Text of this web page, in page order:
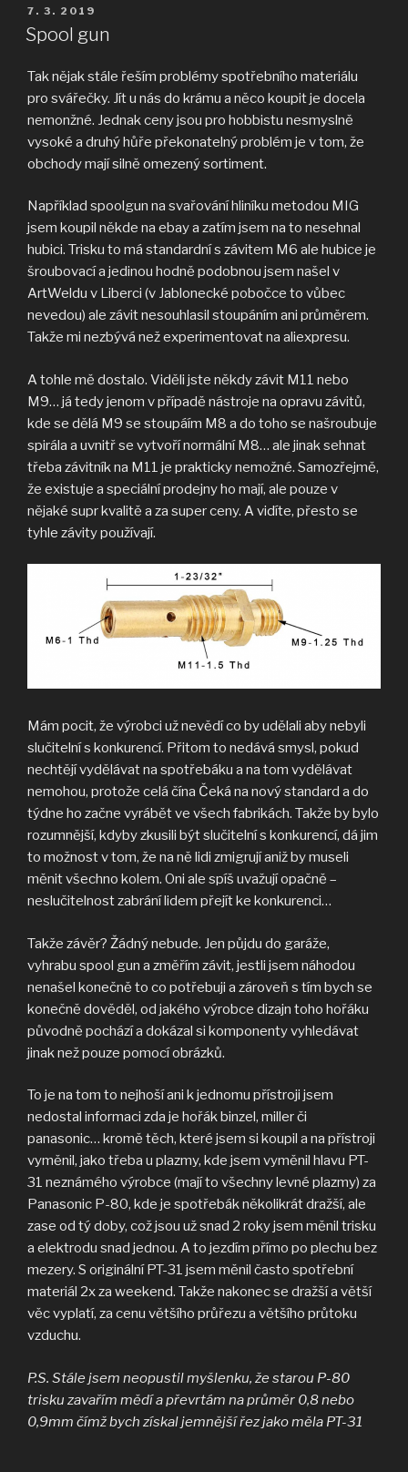
PUBLIKOVÁNO
7. 3. 2019
Spool gun
Tak nějak stále řeším problémy spotřebního materiálu
pro svářečky. Jít u nás do krámu a něco koupit je docela
nemonžné. Jednak ceny jsou pro hobbistu nesmyslně
vysoké a druhý hůře překonatelný problém je v tom, že
obchody mají silně omezený sortiment.
Například spoolgun na svařování hliníku metodou MIG
jsem koupil někde na ebay a zatím jsem na to nesehnal
hubici. Trisku to má standardní s závitem M6 ale hubice je
šroubovací a jedinou hodně podobnou jsem našel v
ArtWeldu v Liberci (v Jablonecké pobočce to vůbec
nevedou) ale závit nesouhlasil stoupáním ani průměrem.
Takže mi nezbývá než experimentovat na aliexpresu.
A tohle mě dostalo. Viděli jste někdy závit M11 nebo
M9… já tedy jenom v případě nástroje na opravu závitů,
kde se dělá M9 se stoupáím M8 a do toho se našroubuje
spirála a uvnitř se vytvoří normální M8… ale jinak sehnat
třeba závitník na M11 je prakticky nemožné. Samozřejmě,
že existuje a speciální prodejny ho mají, ale pouze v
nějaké supr kvalitě a za super ceny. A vidíte, přesto se
tyhle závity používají.
Mám pocit, že výrobci už nevědí co by udělali aby nebyli
slučitelní s konkurencí. Přitom to nedává smysl, pokud
nechtějí vydělávat na spotřebáku a na tom vydělávat
nemohou, protože celá čína Čeká na nový standard a do
týdne ho začne vyrábět ve všech fabrikách. Takže by bylo
rozumnější, kdyby zkusili být slučitelní s konkurencí, dá jim
to možnost v tom, že na ně lidi zmigrují aniž by museli
měnit všechno kolem. Oni ale spíš uvažují opačně –
neslučitelnost zabrání lidem přejít ke konkurenci…
Takže závěr? Žádný nebude. Jen půjdu do garáže,
vyhrabu spool gun a změřím závit, jestli jsem náhodou
nenašel konečně to co potřebuji a zároveň s tím bych se
konečně dověděl, od jakého výrobce dizajn toho hořáku
původně pochází a dokázal si komponenty vyhledávat
jinak než pouze pomocí obrázků.
To je na tom to nejhoší ani k jednomu přístroji jsem
nedostal informaci zda je hořák binzel, miller či
panasonic… kromě těch, které jsem si koupil a na přístroji
vyměnil, jako třeba u plazmy, kde jsem vyměnil hlavu PT-
31 neznámého výrobce (mají to všechny levné plazmy) za
Panasonic P-80, kde je spotřebák několikrát dražší, ale
zase od tý doby, což jsou už snad 2 roky jsem měnil trisku
a elektrodu snad jednou. A to jezdím přímo po plechu bez
mezery. S originální PT-31 jsem měnil často spotřební
materiál 2x za weekend. Takže nakonec se dražší a větší
věc vyplatí, za cenu většího průřezu a většího průtoku
vzduchu.
P.S. Stále jsem neopustil myšlenku, že starou P-80
trisku zavařím mědí a převrtám na průměr 0,8 nebo
0,9mm čímž bych získal jemnější řez jako měla PT-31